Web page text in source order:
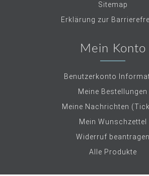
Sitemap
Erklärung zur
Mein Konto
Benutzerkonto
Meine Bestellungen
Meine Nachrichten
Mein Wunschzettel
Widerruf beantragen
Alle Produkte